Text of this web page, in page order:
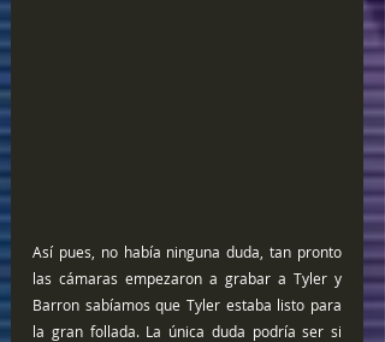
Así pues, no había ninguna duda, tan pronto
las cámaras empezaron a grabar a Tyler y
Barron sabíamos que Tyler estaba listo para
la gran follada. La única duda podría ser si